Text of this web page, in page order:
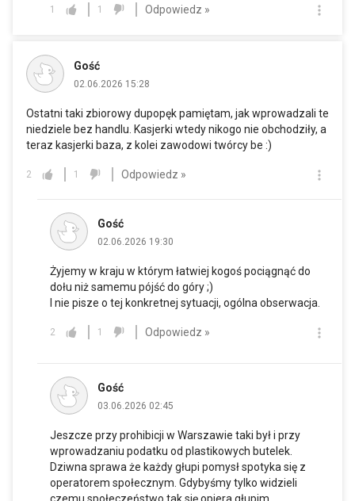
1 1 Odpowiedz »
Gość
02.06.2026 15:28
Ostatni taki zbiorowy dupopęk pamiętam, jak wprowadzali te
niedziele bez handlu. Kasjerki wtedy nikogo nie obchodziły, a
teraz kasjerki baza, z kolei zawodowi twórcy be :)
2 1 Odpowiedz »
Gość
02.06.2026 19:30
Żyjemy w kraju w którym łatwiej kogoś pociągnąć do
dołu niż samemu pójść do góry ;)
I nie pisze o tej konkretnej sytuacji, ogólna obserwacja.
2 1 Odpowiedz »
Gość
03.06.2026 02:45
Jeszcze przy prohibicji w Warszawie taki był i przy
wprowadzaniu podatku od plastikowych butelek.
Dziwna sprawa że każdy głupi pomysł spotyka się z
operatorem społecznym. Gdybyśmy tylko widzieli